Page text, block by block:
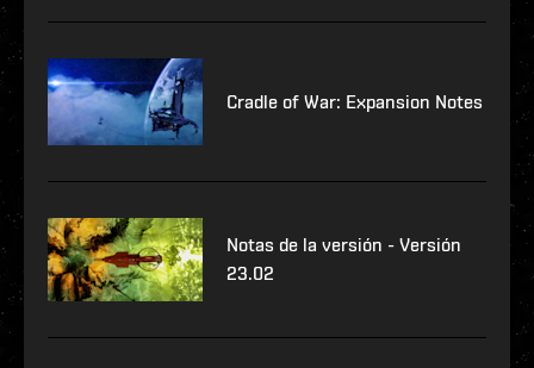
Cradle of War: Expansion Notes
Notas de la versión - Versión
23.02